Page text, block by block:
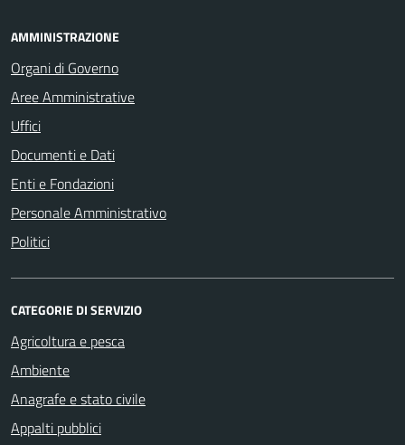
AMMINISTRAZIONE
Organi di Governo
Aree Amministrative
Uffici
Documenti e Dati
Enti e Fondazioni
Personale Amministrativo
Politici
CATEGORIE DI SERVIZIO
Agricoltura e pesca
Ambiente
Anagrafe e stato civile
Appalti pubblici